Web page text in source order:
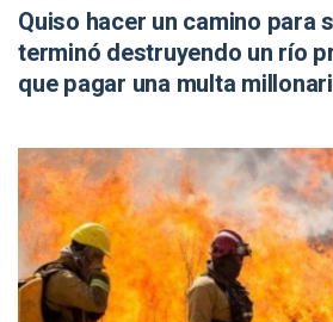
Quiso hacer un camino para
terminó destruyendo un río
que pagar una multa